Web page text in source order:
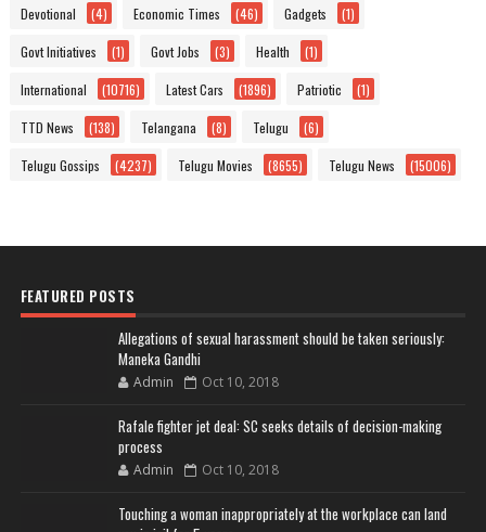
Devotional (4) Economic Times (46) Gadgets (1)
Govt Initiatives (1) Govt Jobs (3) Health (1)
International (10716) Latest Cars (1896) Patriotic (1)
TTD News (138) Telangana (8) Telugu (6)
Telugu Gossips (4237) Telugu Movies (8655) Telugu News (15006)
FEATURED POSTS
Allegations of sexual harassment should be taken seriously:
Maneka Gandhi
Admin Oct 10, 2018
Rafale fighter jet deal: SC seeks details of decision-making
process
Admin Oct 10, 2018
Touching a woman inappropriately at the workplace can land